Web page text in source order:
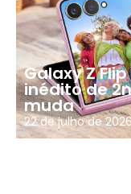
Galaxy Z
inédito de
muda
22 de julho de